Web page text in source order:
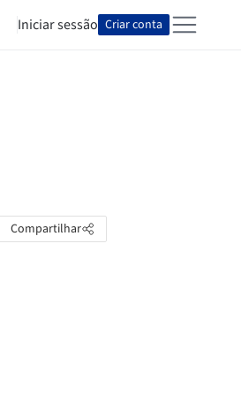
Iniciar sessão Criar conta
Compartilhar